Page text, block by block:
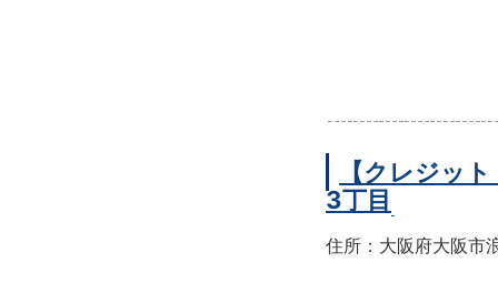
【クレジッ
3丁目
住所：大阪府大阪市